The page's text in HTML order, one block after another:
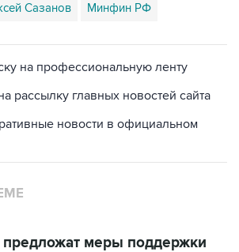
Сазанов Минфин РФ
на профессиональную ленту
рассылку главных новостей сайта
новости в официальном
меры поддержки